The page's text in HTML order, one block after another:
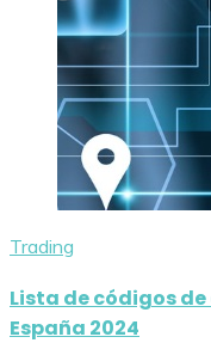
Trading
Lista de códigos
España 2024